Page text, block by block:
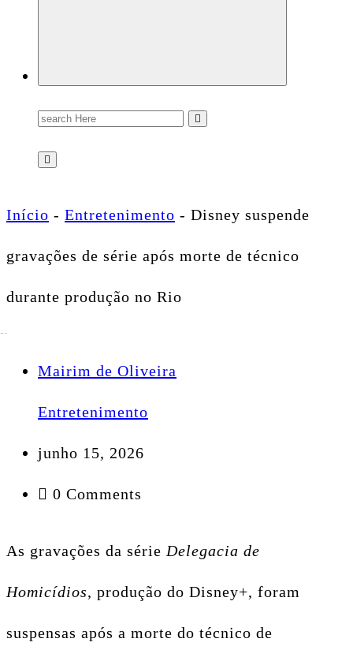
Search
for:
Início - Entretenimento - Disney suspende
gravações de série após morte de técnico
durante produção no Rio
Mairim de Oliveira
Entretenimento
junho 15, 2026
0 Comments
As gravações da série Delegacia de
Homicídios, produção do Disney+, foram
suspensas após a morte do técnico de